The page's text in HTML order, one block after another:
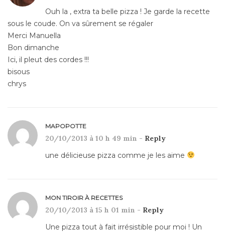
Ouh la , extra ta belle pizza ! Je garde la recette
sous le coude. On va sûrement se régaler
Merci Manuella
Bon dimanche
Ici, il pleut des cordes !!!
bisous
chrys
MAPOPOTTE
20/10/2013 à 10 h 49 min - Reply
une délicieuse pizza comme je les aime
MON TIROIR À RECETTES
20/10/2013 à 15 h 01 min - Reply
Une pizza tout à fait irrésistible pour moi ! Un